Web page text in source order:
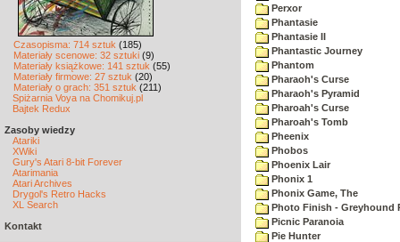
Czasopisma: 714 sztuk (185)
Materiały scenowe: 32 sztuki (9)
Materiały książkowe: 141 sztuk (55)
Materiały firmowe: 27 sztuk (20)
Materiały o grach: 351 sztuk (211)
Spiżarnia Voya na Chomikuj.pl
Bajtek Redux
Zasoby wiedzy
Atariki
XWiki
Gury's Atari 8-bit Forever
Atarimania
Atari Archives
Drygol's Retro Hacks
XL Search
Kontakt
Perxor
Phantasie
Phantasie II
Phantastic Journey
Phantom
Pharaoh's Curse
Pharaoh's Pyramid
Pharoah's Curse
Pharoah's Tomb
Pheenix
Phobos
Phoenix Lair
Phonix 1
Phonix Game, The
Photo Finish - Greyhound
Picnic Paranoia
Pie Hunter